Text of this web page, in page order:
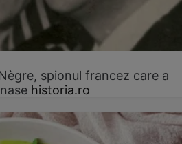
spionul francez care a
historia.ro